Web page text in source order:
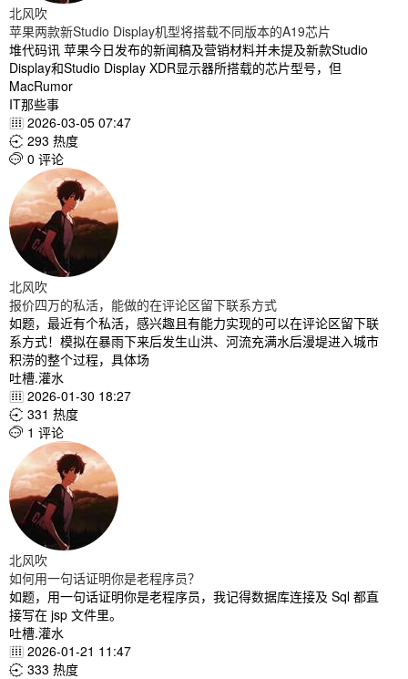
北风吹
苹果两款新Studio Display机型将搭载不同版本的A19芯片
堆代码讯 苹果今日发布的新闻稿及营销材料并未提及新款Studio
Display和Studio Display XDR显示器所搭载的芯片型号，但
MacRumor
IT那些事
 2026-03-05 07:47
 293 热度
 0 评论
北风吹
报价四万的私活，能做的在评论区留下联系方式
如题，最近有个私活，感兴趣且有能力实现的可以在评论区留下联
系方式！模拟在暴雨下来后发生山洪、河流充满水后漫堤进入城市
积涝的整个过程，具体场
吐槽.灌水
 2026-01-30 18:27
 331 热度
 1 评论
北风吹
如何用一句话证明你是老程序员？
如题，用一句话证明你是老程序员，我记得数据库连接及 Sql 都直
接写在 jsp 文件里。
吐槽.灌水
 2026-01-21 11:47
 333 热度